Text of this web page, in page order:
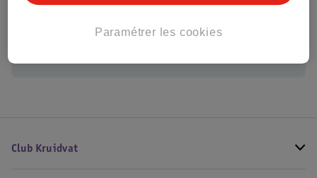
Club Kruidvat
Paramétrer les cookies